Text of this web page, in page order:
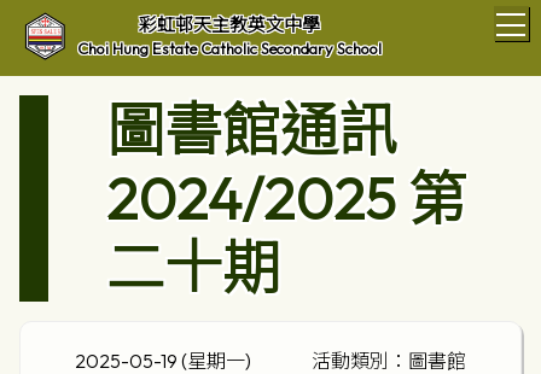
彩虹邨天主教英文中學
Choi Hung Estate Catholic Secondary School
圖書館通訊
2024/2025 第
二十期
2025-05-19 (星期一)
活動類別：圖書館